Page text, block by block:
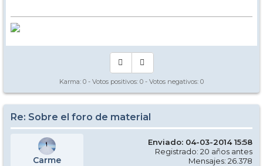
Karma: 0 - Votos positivos: 0 - Votos negativos: 0
Re: Sobre el foro de material
Carme
Enviado: 04-03-2014 15:58
Registrado: 20 años antes
Mensajes: 26.378